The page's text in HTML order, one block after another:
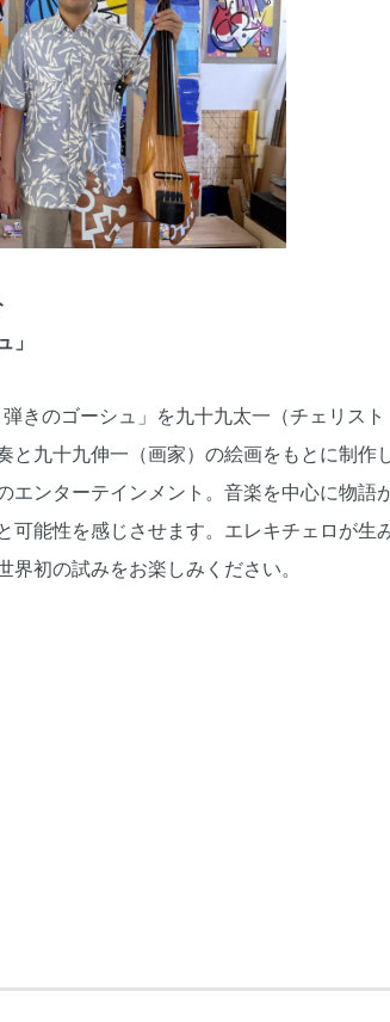
きのゴーシュ」を九十九太一（チェリスト
九十九伸一（画家）の絵画をもとに制作
ンターテインメント。音楽を中心に物語
能性を感じさせます。エレキチェロが生
初の試みをお楽しみください。